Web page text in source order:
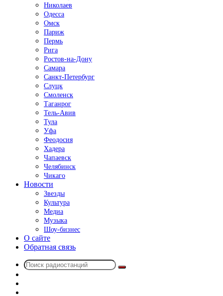
Николаев
Одесса
Омск
Париж
Пермь
Рига
Ростов-на-Дону
Самара
Санкт-Петербург
Слуцк
Смоленск
Таганрог
Тель-Авив
Тула
Уфа
Феодосия
Хадера
Чапаевск
Челябинск
Чикаго
Новости
Звезды
Культура
Медиа
Музыка
Шоу-бизнес
О сайте
Обратная связь
Поиск